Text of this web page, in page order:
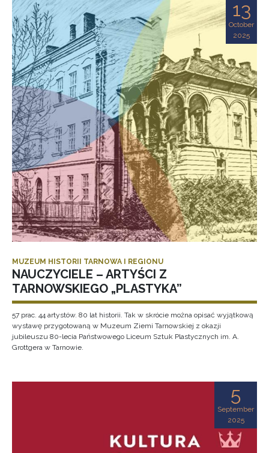
13
October
2025
MUZEUM HISTORII TARNOWA I REGIONU
NAUCZYCIELE – ARTYŚCI Z
TARNOWSKIEGO „PLASTYKA”
57 prac. 44 artystów. 80 lat historii. Tak w skrócie można opisać wyjątkową
wystawę przygotowaną w Muzeum Ziemi Tarnowskiej z okazji
jubileuszu 80-lecia Państwowego Liceum Sztuk Plastycznych im. A.
Grottgera w Tarnowie.
5
September
2025